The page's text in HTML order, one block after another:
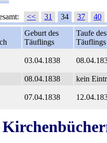
<< 31 34 37
40
Geburt des
Täuflings
Taufe des
Täuflings
03.04.1838
08.04.1838 kein
07.04.1838